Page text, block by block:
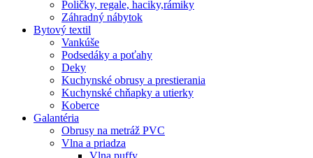
Poličky, regale, haciky,rámiky
Záhradný nábytok
Bytový textil
Vankúše
Podsedáky a poťahy
Deky
Kuchynské obrusy a prestierania
Kuchynské chňapky a utierky
Koberce
Galantéria
Obrusy na metráž PVC
Vlna a priadza
Vlna puffy